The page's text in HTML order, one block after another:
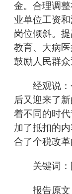
金。合理调
业单位工资
岗位倾斜。
教育、大病
鼓励人民群众
经观说：
后又迎来了
着不同的时
加了抵扣的
合了个税改革
关键词：
报告原文